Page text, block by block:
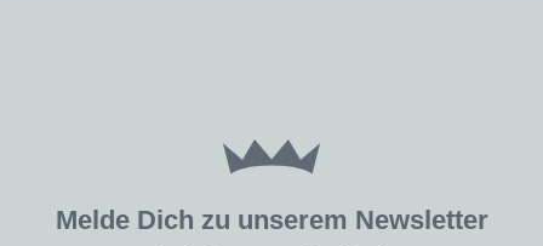
Melde Dich zu unserem Newsletter